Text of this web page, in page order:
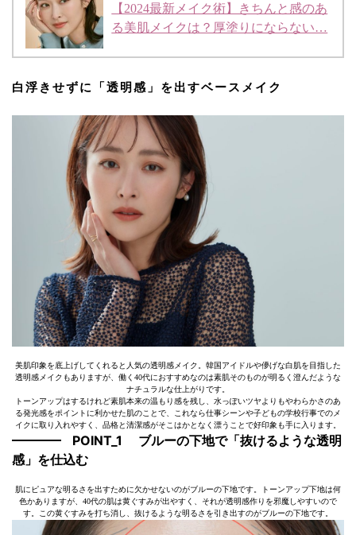
【2024最新メイク術】きちんと感のあ
る美肌メイクは？厚塗りにならない…
白浮きせずに「透明感」を出すベースメイク
美肌印象を底上げしてくれると人気の透明感メイク。韓国アイドルや儚げな白肌を目指した
透明感メイクもありますが、働く40代におすすめなのは素肌そのものが明るく澄んだような
ナチュラルな仕上がりです。
トーンアップはするけれど素肌本来の温もり感を残し、水っぽいツヤよりもやわらかさのあ
る発光感をポイントに利かせた肌のことで、これなら仕事シーンや子どもの学校行事でのメ
イクに取り入れやすく、品格と清潔感がそこはかとなく漂うことで好印象も手に入ります。
POINT_1 ブルーの下地で「抜けるような透明
感」を仕込む
肌にピュアな明るさを出すために欠かせないのがブルーの下地です。トーンアップ下地は何
色かありますが、40代の肌は黄ぐすみが出やすく、それが透明感作りを邪魔しやすいので
す。この黄ぐすみを打ち消し、抜けるような明るさを引き出すのがブルーの下地です。